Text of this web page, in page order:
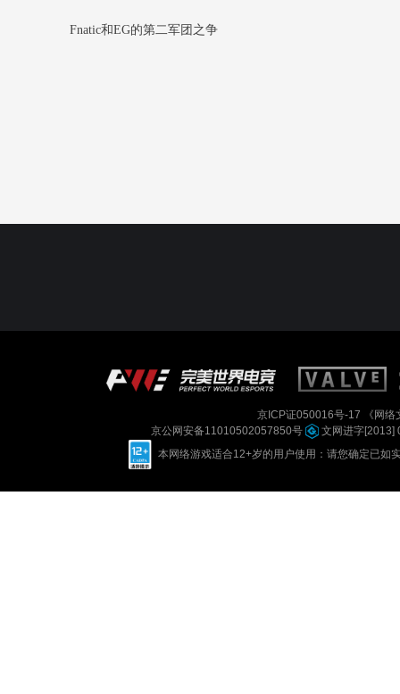
Fnatic和EG的第二军团之争
京ICP证050016号-17
《网
京公网安备11010502057850号
文网进字[2013]
本网络游戏适合12+岁的用户使用：请您确定已如